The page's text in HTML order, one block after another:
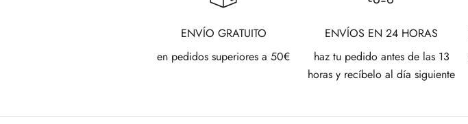
ENVÍO GRATUITO
en pedidos superiores a 50€
ENVÍOS EN 24 HORAS
haz tu pedido antes de las 13
horas y recíbelo al día siguiente